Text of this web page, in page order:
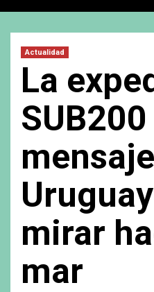
Actualidad
La
mirar
mar